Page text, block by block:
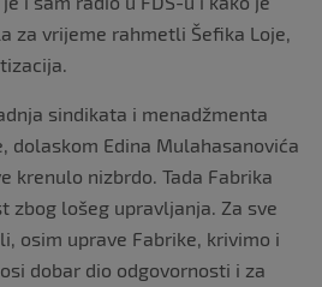
za vrijeme rahmetli Šefika Loje,
sindikata i menadžmenta
dolaskom Edina Mulahasanovića
krenulo nizbrdo. Tada Fabrika
zbog lošeg upravljanja. Za sve
osim uprave Fabrike, krivimo i
dobar dio odgovornosti i za